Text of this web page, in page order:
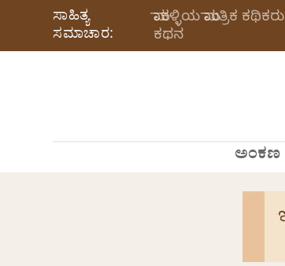
ಸಾಹಿತ್ಯ
ಸಮಾಚಾರ:
ಮಾಕಳ್ಳಿಯ ಮಾಂತ್ರಿಕ
ಕಥನ
ಅಂಕಣ